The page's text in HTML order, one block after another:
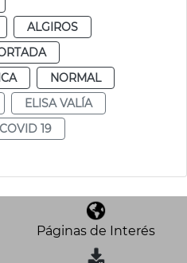
ALGIROS
NORMAL
ELISA VALÍA
COVID 19
Páginas de Interés